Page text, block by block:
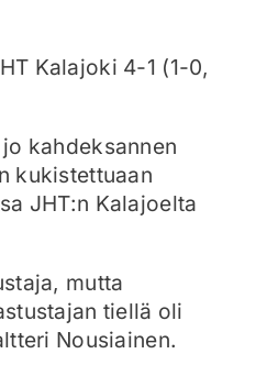
Kalajoki 4-1 (1-0,
kahdeksannen
kukistettuaan
JHT:n Kalajoelta
mutta
tiellä oli
Nousiainen.